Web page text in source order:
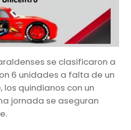
se clasificaron a
6 unidades a falta de un
los quindianos con un
jornada se aseguran